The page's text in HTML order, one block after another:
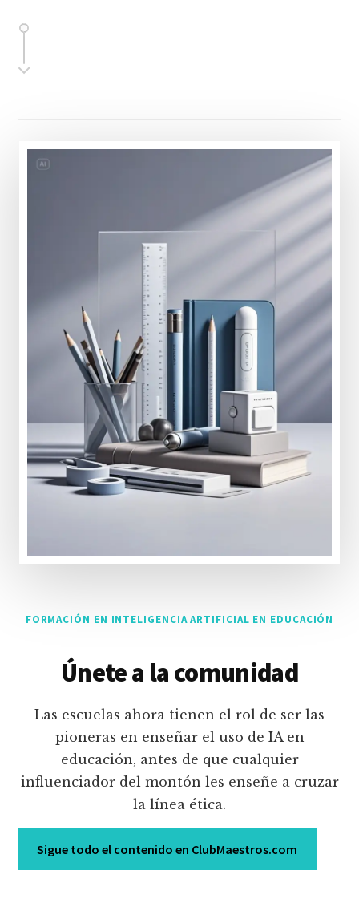
FORMACIÓN EN INTELIGENCIA ARTIFICIAL EN EDUCACIÓN
Únete a la comunidad
Las escuelas ahora tienen el rol de ser las
pioneras en enseñar el uso de IA en
educación, antes de que cualquier
influenciador del montón les enseñe a cruzar
la línea ética.
Sigue todo el contenido en ClubMaestros.com